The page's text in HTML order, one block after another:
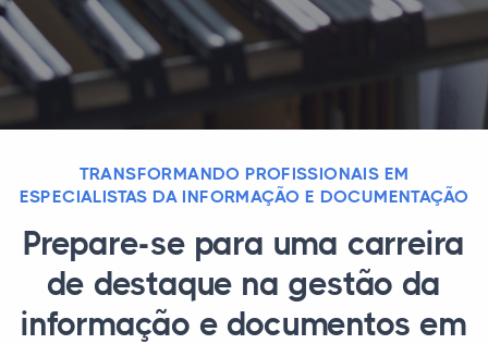
TRANSFORMANDO PROFISSIONAIS EM
ESPECIALISTAS DA INFORMAÇÃO E DOCUMENTAÇÃO
Prepare-se para uma carreira
de destaque na gestão da
informação e documentos em